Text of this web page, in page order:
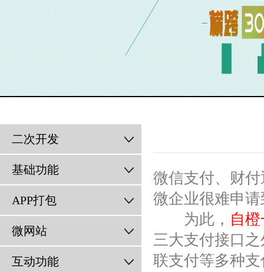
二次开发
基础功能
APP打包
微网站
互动功能
微信支付、财
微企业很难申
为此， 自
三大支付接口
联支付等多种